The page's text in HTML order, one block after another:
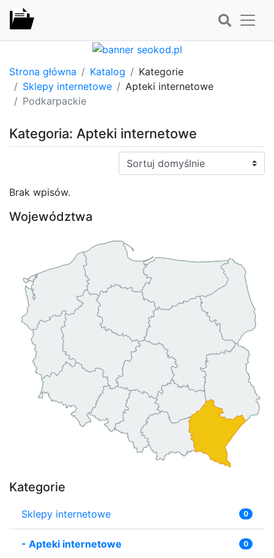
Strona główna Katalog
Kategorie
Sklepy internetowe
Apteki internetowe
Podkarpackie
Kategoria: Apteki internetowe
Sortuj:
Brak wpisów.
Województwa
Kategorie
Sklepy internetowe 0
- Apteki internetowe 0